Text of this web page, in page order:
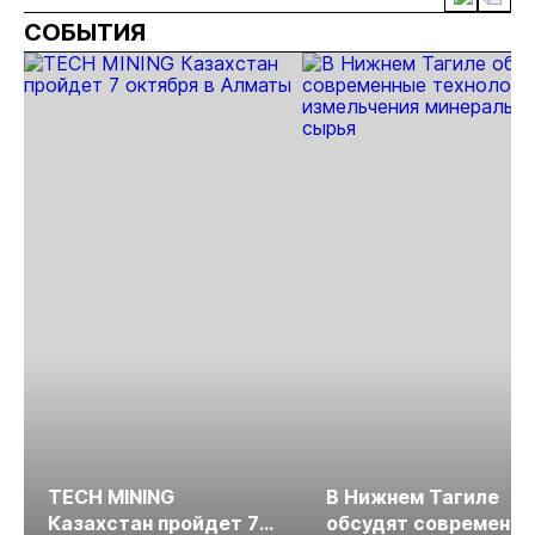
проектов в
Якутии
добычу
Якутии
почти в 50
СОБЫТИЯ
TECH MINING
Казахстан пройдет 7
В Нижнем Тагиле
обсудят